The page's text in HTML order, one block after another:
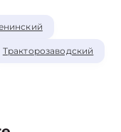
Тракторозаводский